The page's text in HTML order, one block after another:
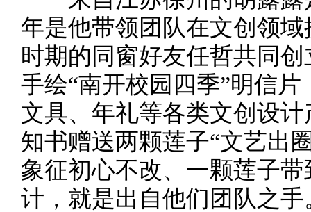
年是他带领团队在文创领
时期的同窗好友任哲共同
手绘“南开校园四季”明信
文具、年礼等各类文创设
知书赠送两颗莲子“文艺出
象征初心不改、一颗莲子
计，就是出自他们团队之手